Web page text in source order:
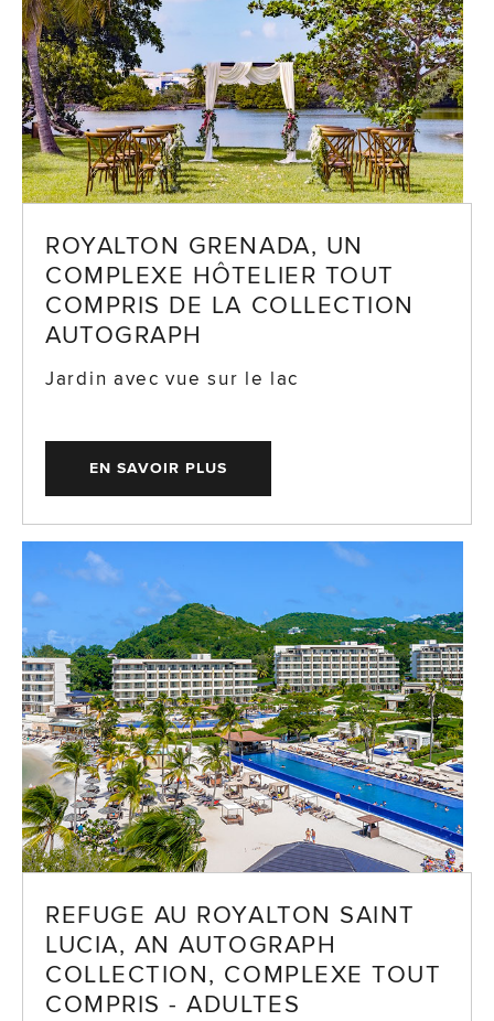
ROYALTON GRENADA, UN
COMPLEXE HÔTELIER TOUT
COMPRIS DE LA COLLECTION
AUTOGRAPH
Jardin avec vue sur le lac
EN SAVOIR PLUS
REFUGE AU ROYALTON SAINT
LUCIA, AN AUTOGRAPH
COLLECTION, COMPLEXE TOUT
COMPRIS - ADULTES